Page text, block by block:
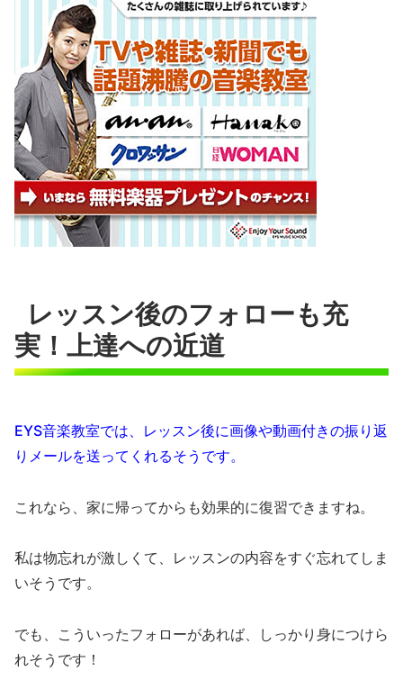
レッスン後のフォローも充
実！上達への近道
EYS音楽教室では、レッスン後に画像や動画付きの振り返
りメールを送ってくれるそうです。
これなら、家に帰ってからも効果的に復習できますね。
私は物忘れが激しくて、レッスンの内容をすぐ忘れてしま
いそうです。
でも、こういったフォローがあれば、しっかり身につけら
れそうです！